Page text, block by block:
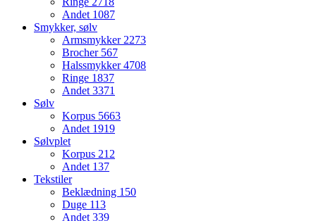
Andet 1087
Smykker, sølv
Armsmykker 2273
Brocher 567
Halssmykker4708
Ringe 1837
Andet 3371
Sølv
Korpus 5663
Andet 1919
Sølvplet
Korpus 212
Andet 137
Tekstiler
Beklædning 150
Duge 113
Andet 339